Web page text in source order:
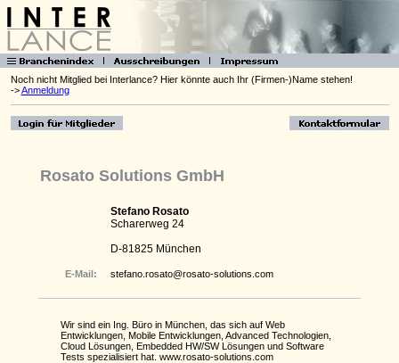
Noch nicht Mitglied bei Interlance? Hier könnte auch Ihr (Firmen-)Name stehen!
->Anmeldung
Rosato Solutions GmbH
Stefano Rosato
Scharerweg 24
D-81825 München
E-Mail: stefano.rosato@rosato-solutions.com
Wir sind ein Ing. Büro in München, das sich auf Web
Entwicklungen, Mobile Entwicklungen, Advanced Technologien,
Cloud Lösungen, Embedded HW/SW Lösungen und Software
Tests spezialisiert hat. www.rosato-solutions.com